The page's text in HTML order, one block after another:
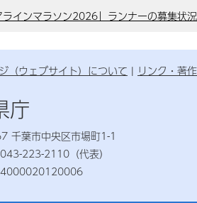
ラインマラソン2026」ランナーの募集状
（ウェブサイト）について リンク・著
庁
千葉市中央区市場町1-1
223-2110（代表）
4000020120006